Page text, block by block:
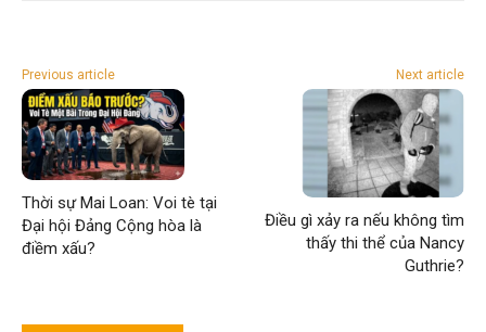
Previous article
Thời sự Mai Loan: Voi tè tại
Đại hội Đảng Cộng hòa là
điềm xấu?
Next article
Điều gì xảy ra nếu không tìm
thấy thi thể của Nancy
Guthrie?